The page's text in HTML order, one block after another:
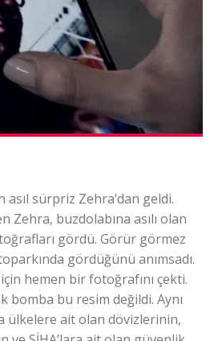
sürpriz Zehra’dan geldi.
Zehra, buzdolabına asılı olan
gördü. Görür görmez
gördüğünü anımsadı.
hemen bir fotoğrafını çekti.
bomba bu resim değildi. Aynı
ülkelere ait olan dövizlerinin,